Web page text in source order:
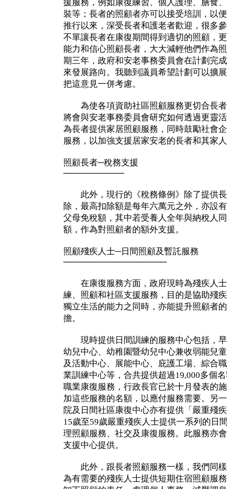
援服務，例如康復練習、個人護理、膳食
裝等；長者的照顧者亦可以接受培訓，以
推行以來，深受長者和護老者歡迎，很多
不單讓長者在康復期間得到適切的照顧，
能力和信心照顧長者，大大減輕他們作為
期三年，政府和安老事務委員會在計劃完
來發展路向。我聽到議員希望計劃可以擴
把這意見一併考慮。
為使各項資助社區照顧服務更切合長者
將會與安老事務委員會研究如何透過更靈
為長者提供家居照顧服務，同時鼓勵社會
服務，以加強支援居家安老的長者和其家
照顧長者─稅務支援
──────────
此外，現行的《稅務條例》除了提供長
除，最高扣除額是每年六萬元之外，亦設
父母免稅額，其中若受養人全年與納稅人
額，作為對照顧者的額外支援。
照顧殘疾人士─日間照顧及暫託服務
─────────────────
在康復服務方面，政府現時為殘疾人士
練、照顧和社區支援服務，目的是協助殘
獨立生活的能力之同時，亦能提升照顧者
擔。
現時提供日間訓練的服務中心包括，早
幼兒中心、幼稚園暨幼兒中心兼收弱能兒
及活動中心、展能中心、庇護工場、綜合
業訓練中心等，合共提供超過19,000多個
職業康復服務，行政長官已於十月發表的
加這些服務的名額，以應付服務需要。另
院及日間社區康復中心亦有提供「嚴重殘
15歲至59歲嚴重殘疾人士提供一系列的日
理照顧服務、社交及康復服務。此服務亦
支援中心提供。
此外，跟長者照顧服務一樣，我們同樣
為有需要的殘疾人士提供短期住宿照顧服